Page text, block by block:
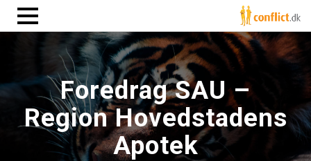
Foredrag SAU –
Region Hovedstadens
Apotek